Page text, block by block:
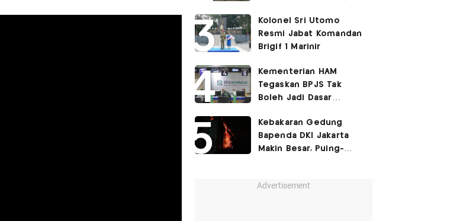
Kolonel Sri Utomo
Resmi Jabat Komandan
Brigif 1 Marinir
Kementerian HAM
Tegaskan BPJS Tak
Boleh Jadi Dasar
Layanan Kesehatan
Kebakaran Gedung
Bapenda DKI Jakarta
Makin Besar, Puing-
Advertisement